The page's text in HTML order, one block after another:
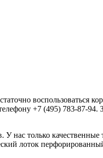
воспользоваться
+7 (495) 783-87-
нас только
лоток